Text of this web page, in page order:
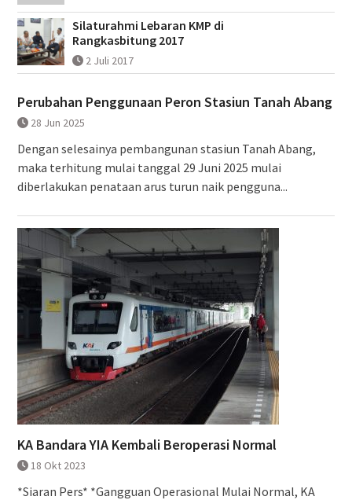
Silaturahmi Lebaran KMP di
Rangkasbitung 2017
2 Juli 2017
Perubahan Penggunaan Peron Stasiun Tanah Abang
28 Jun 2025
Dengan selesainya pembangunan stasiun Tanah Abang,
maka terhitung mulai tanggal 29 Juni 2025 mulai
diberlakukan penataan arus turun naik pengguna...
KA Bandara YIA Kembali Beroperasi Normal
18 Okt 2023
*Siaran Pers* *Gangguan Operasional Mulai Normal, KA